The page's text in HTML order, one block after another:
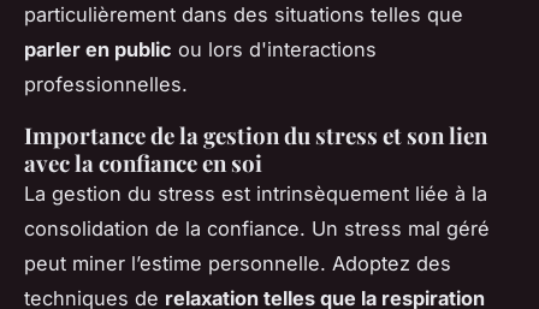
particulièrement dans des situations telles que
parler en public ou lors d'interactions
professionnelles.
Importance de la gestion du stress et son lien
avec la confiance en soi
La gestion du stress est intrinsèquement liée à la
consolidation de la confiance. Un stress mal géré
peut miner l’estime personnelle. Adoptez des
techniques de relaxation telles que la respiration